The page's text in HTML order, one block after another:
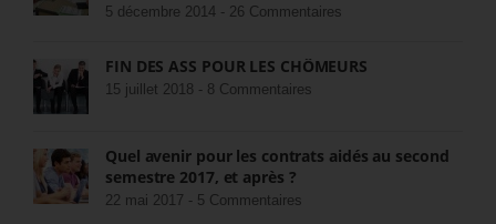
5 décembre 2014 - 26 Commentaires
FIN DES ASS POUR LES CHÔMEURS
15 juillet 2018 - 8 Commentaires
Quel avenir pour les contrats aidés au second
semestre 2017, et après ?
22 mai 2017 - 5 Commentaires